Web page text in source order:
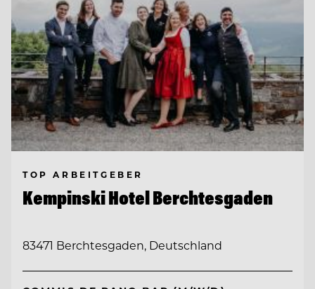
TOP ARBEITGEBER
Kempinski Hotel Berchtesgaden
83471 Berchtesgaden, Deutschland